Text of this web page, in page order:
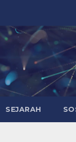
SEJARAH